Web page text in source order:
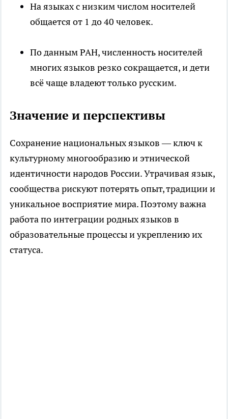
На языках с низким числом носителей
общается от 1 до 40 человек.
По данным РАН, численность носителей
многих языков резко сокращается, и дети
всё чаще владеют только русским.
Значение и перспективы
Сохранение национальных языков — ключ к
культурному многообразию и этнической
идентичности народов России. Утрачивая язык,
сообщества рискуют потерять опыт, традиции и
уникальное восприятие мира. Поэтому важна
работа по интеграции родных языков в
образовательные процессы и укреплению их
статуса.